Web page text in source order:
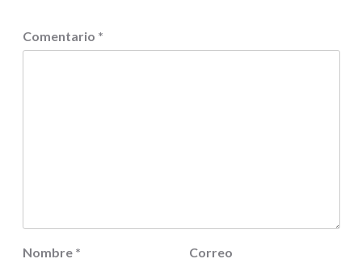
Comentario *
Nombre *
Correo